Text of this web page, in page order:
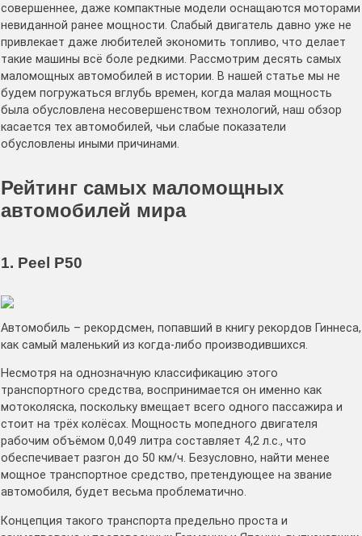
совершеннее, даже компактные модели оснащаются моторами
невиданной ранее мощности. Слабый двигатель давно уже не
привлекает даже любителей экономить топливо, что делает
такие машины всё боле редкими. Рассмотрим десять самых
маломощных автомобилей в истории. В нашей статье мы не
будем погружаться вглубь времен, когда малая мощность
была обусловлена несовершенством технологий, наш обзор
касается тех автомобилей, чьи слабые показатели
обусловлены иными причинами.
Рейтинг самых маломощных
автомобилей мира
1. Peel P50
Автомобиль – рекордсмен, попавший в книгу рекордов Гиннеса,
как самый маленький из когда-либо производившихся.
Несмотря на однозначную классификацию этого
транспортного средства, воспринимается он именно как
мотоколяска, поскольку вмещает всего одного пассажира и
стоит на трёх колёсах. Мощность мопедного двигателя
рабочим объёмом 0,049 литра составляет 4,2 л.с., что
обеспечивает разгон до 50 км/ч. Безусловно, найти менее
мощное транспортное средство, претендующее на звание
автомобиля, будет весьма проблематично.
Концепция такого транспорта предельно проста и